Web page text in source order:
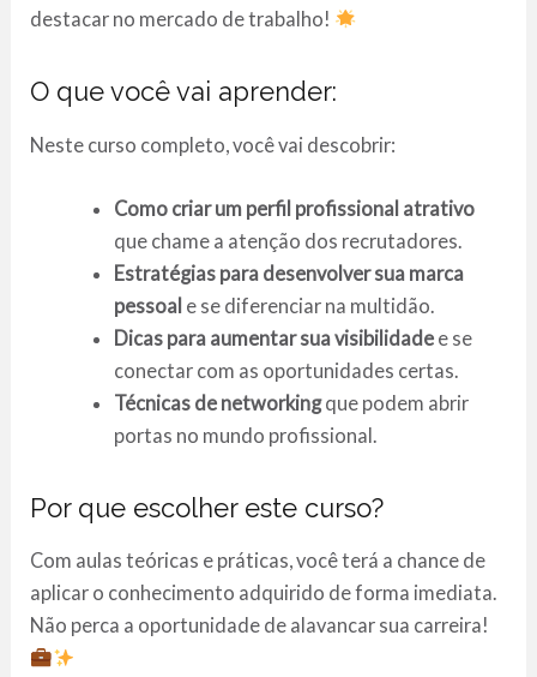
destacar no mercado de trabalho!
O que você vai aprender:
Neste curso completo, você vai descobrir:
Como criar um perfil profissional atrativo
que chame a atenção dos recrutadores.
Estratégias para desenvolver sua marca
pessoal e se diferenciar na multidão.
Dicas para aumentar sua visibilidadee se
conectar com as oportunidades certas.
Técnicas de networkingque podem abrir
portas no mundo profissional.
Por que escolher este curso?
Com aulas teóricas e práticas, você terá a chance de
aplicar o conhecimento adquirido de forma imediata.
Não perca a oportunidade de alavancar sua carreira!